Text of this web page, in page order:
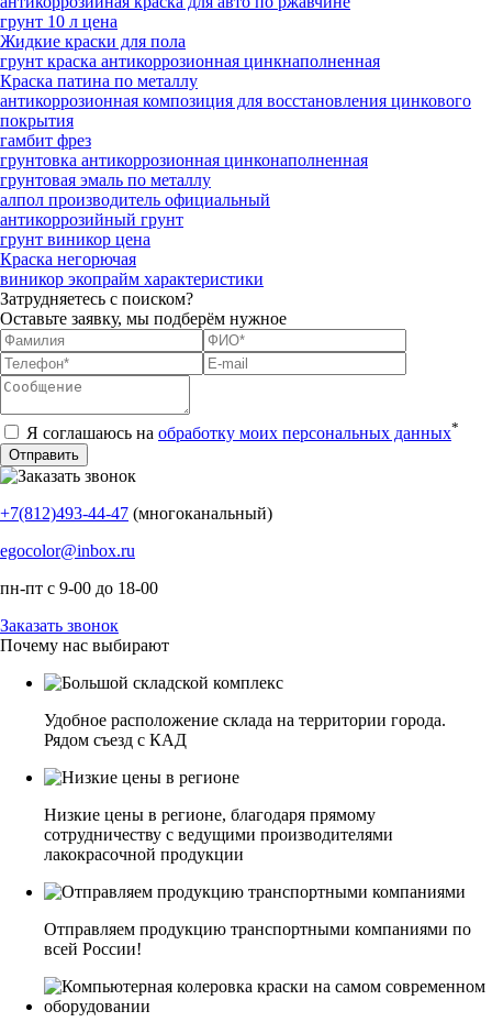
грунт 10 л цена
Жидкие краски для пола
грунт краска антикоррозионная цинкнаполненная
Краска патина по металлу
антикоррозионная композиция для восстановления цинкового
покрытия
гамбит фрез
грунтовка антикоррозионная цинконаполненная
грунтовая эмаль по металлу
алпол производитель официальный
антикоррозийный грунт
грунт виникор цена
Краска негорючая
виникор экопрайм характеристики
Затрудняетесь с поиском?
Оставьте заявку, мы подберём нужное
Я соглашаюсь на обработку моих персональных данных*
+7(812)493-44-47 (многоканальный)
egocolor@inbox.ru
пн-пт с 9-00 до 18-00
Заказать звонок
Почему нас выбирают
Удобное расположение склада на территории города.
Рядом съезд с КАД
Низкие цены в регионе, благодаря прямому
сотрудничеству с ведущими производителями
лакокрасочной продукции
Отправляем продукцию транспортными компаниями по
всей России!